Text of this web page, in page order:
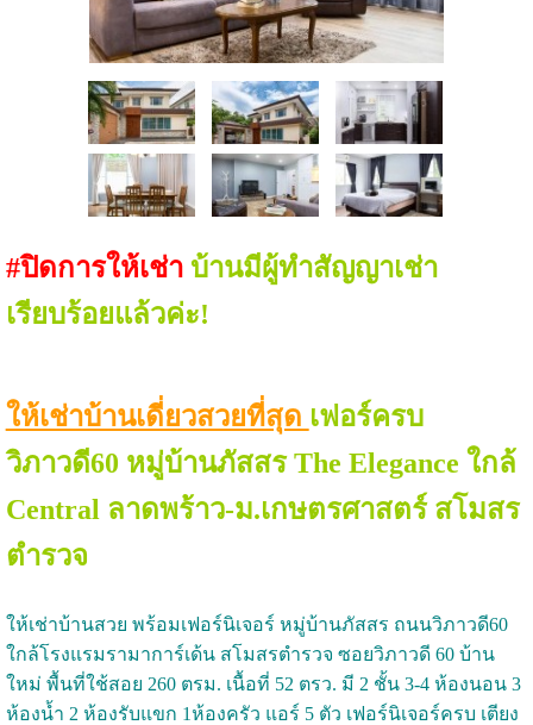
#ปิดการให้เช่า บ้านมีผู้ทำสัญญาเช่า
เรียบร้อยแล้วค่ะ!
ให้เช่าบ้านเดี่ยวสวยที่สุด เฟอร์ครบ
วิภาวดี60 หมู่บ้านภัสสร The Elegance ใกล้
Central ลาดพร้าว-ม.เกษตรศาสตร์ สโมสร
ตำรวจ
ให้เช่าบ้านสวย พร้อมเฟอร์นิเจอร์ หมู่บ้านภัสสร ถนนวิภาวดี60
ใกล้โรงแรมรามาการ์เด้น สโมสรตำรวจ ซอยวิภาวดี 60 บ้าน
ใหม่ พื้นที่ใช้สอย 260 ตรม. เนื้อที่ 52 ตรว. มี 2 ชั้น 3-4 ห้องนอน 3
ห้องน้ำ 2 ห้องรับแขก 1ห้องครัว แอร์ 5 ตัว เฟอร์นิเจอร์ครบ เตียง